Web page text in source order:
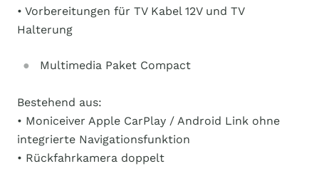
• Vorbereitungen für TV Kabel 12V und TV
Halterung
Multimedia Paket Compact
Bestehend aus:
• Moniceiver Apple CarPlay / Android Link ohne
integrierte Navigationsfunktion
• Rückfahrkamera doppelt